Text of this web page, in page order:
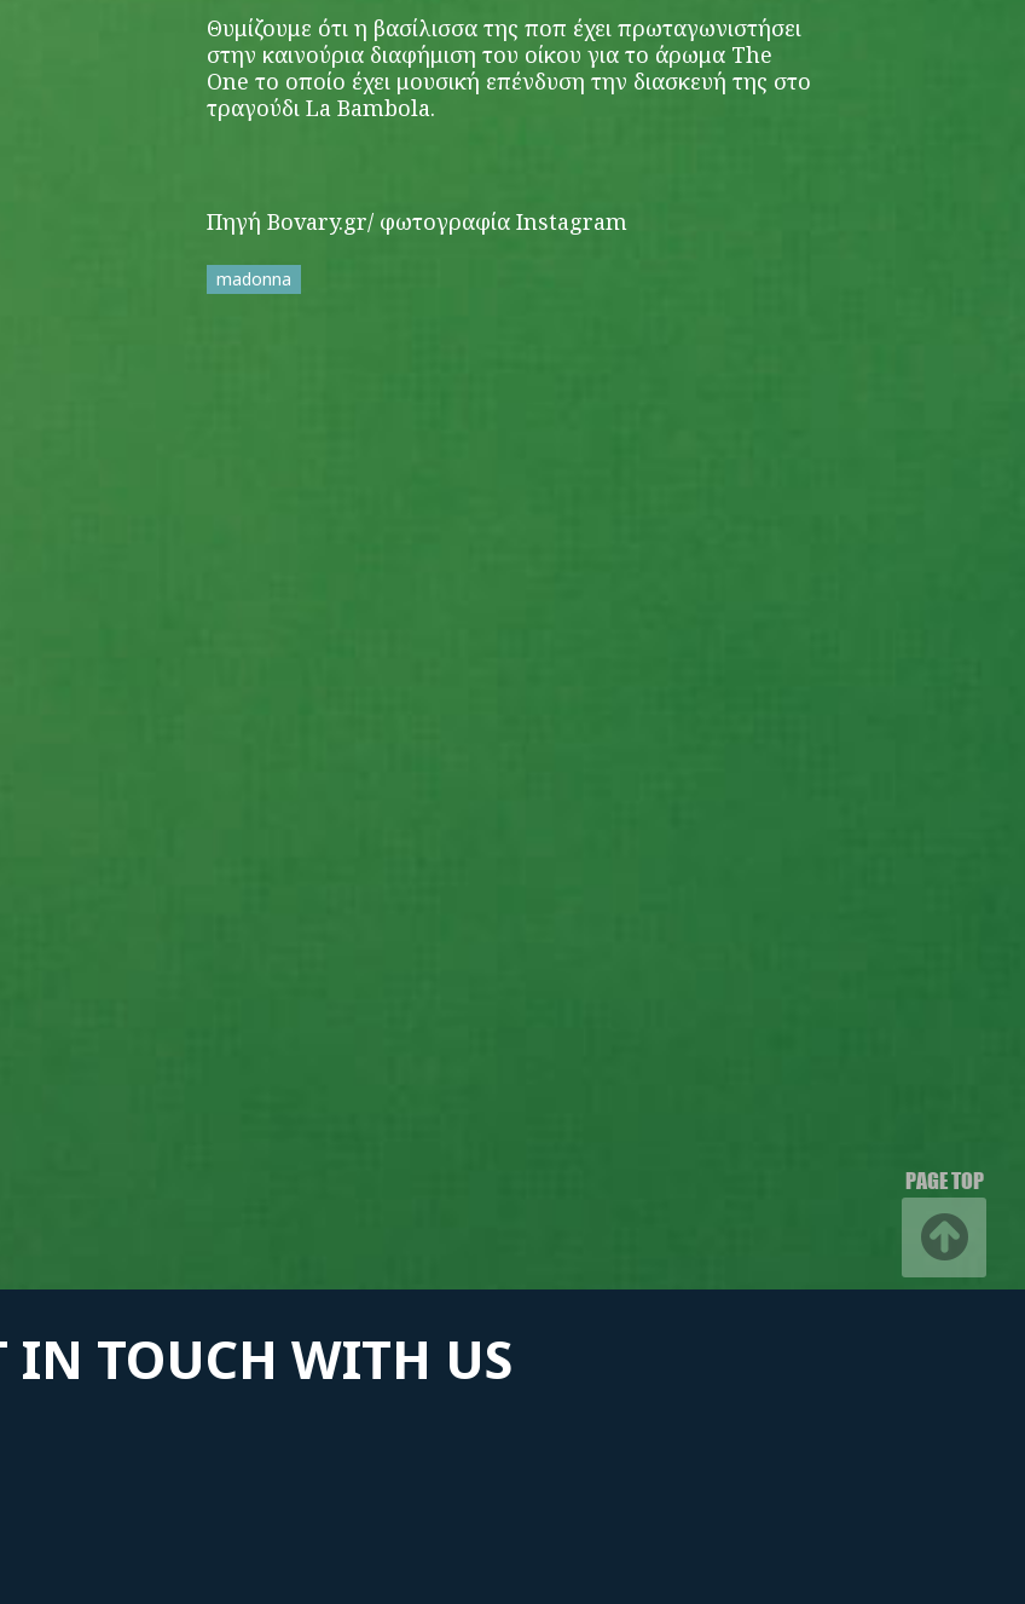
Θυμίζουμε ότι η βασίλισσα της ποπ έχει πρωταγωνιστήσει
στην καινούρια διαφήμιση του οίκου για το άρωμα The
One το οποίο έχει μουσική επένδυση την διασκευή της στο
τραγούδι La Bambola.
Πηγή Bovary.gr/ φωτογραφία Instagram
madonna
PAGE TOP
IN TOUCH WITH US